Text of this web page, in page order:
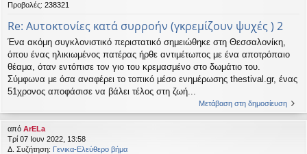
Προβολές: 238321
Re: Αυτοκτονίες κατά συρροήν (γκρεμίζουν ψυχές ) 2
Ένα ακόμη συγκλονιστικό περιστατικό σημειώθηκε στη Θεσσαλονίκη,
όπου ένας ηλικιωμένος πατέρας ήρθε αντιμέτωπος με ένα αποτρόπαιο
θέαμα, όταν εντόπισε τον γιο του κρεμασμένο στο δωμάτιο του.
Σύμφωνα με όσα αναφέρει το τοπικό μέσο ενημέρωσης thestival.gr, ένας
51χρονος αποφάσισε να βάλει τέλος στη ζωή...
Μετάβαση στη δημοσίευση
από ArELa
Τρί 07 Ιουν 2022, 13:58
Δ. Συζήτηση: Γενικα-Ελεύθερο βήμα